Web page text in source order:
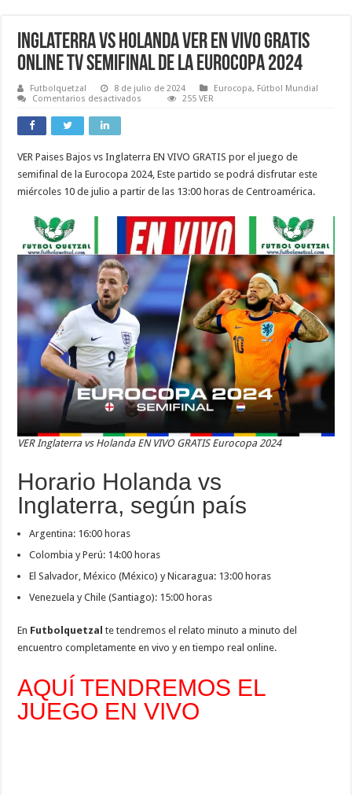
Inglaterra vs Holanda VER EN VIVO GRATIS
ONLINE TV Semifinal de la Eurocopa 2024
Futbolquetzal 8 de julio de 2024 Eurocopa, Fútbol Mundial
Comentarios desactivados
VIVO
GRATIS
ONLINE
TV
la
Eurocopa
2024
255 VER
VER Paises Bajos vs Inglaterra EN VIVO GRATIS por el juego de
semifinal de la Eurocopa 2024, Este partido se podrá disfrutar este
miércoles 10 de julio a partir de las 13:00 horas de Centroamérica.
VER Inglaterra vs Holanda EN VIVO GRATIS Eurocopa 2024
Horario Holanda vs
Inglaterra, según país
Argentina: 16:00 horas
Colombia y Perú: 14:00 horas
El Salvador, México (México) y Nicaragua: 13:00 horas
Venezuela y Chile (Santiago): 15:00 horas
En Futbolquetzalte tendremos el relato minuto a minuto del
encuentro completamente en vivo y en tiempo real online.
AQUÍ TENDREMOS EL
JUEGO EN VIVO